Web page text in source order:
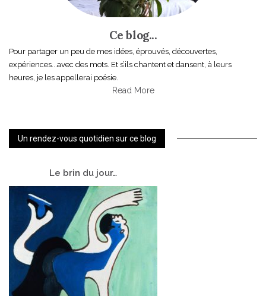
Ce blog...
Pour partager un peu de mes idées, éprouvés, découvertes,
expériences...avec des mots. Et s’ils chantent et dansent, à leurs
heures, je les appellerai poésie.
Read More
Un rendez-vous quotidien sur ce blog
Le brin du jour…